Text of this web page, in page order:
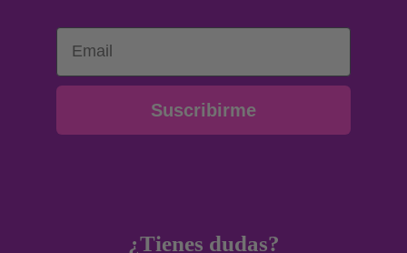
Email
Suscribirme
¿Tienes dudas?